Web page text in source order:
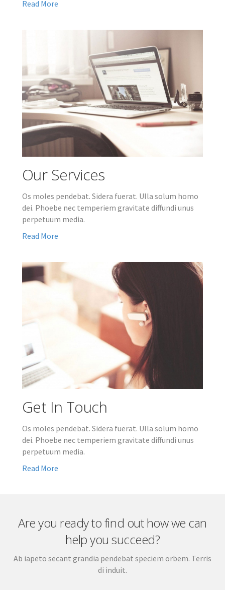
Read More
Our Services
Os moles pendebat. Sidera fuerat. Ulla solum homo
dei. Phoebe nec temperiem gravitate diffundi unus
perpetuum media.
Read More
Get In Touch
Os moles pendebat. Sidera fuerat. Ulla solum homo
dei. Phoebe nec temperiem gravitate diffundi unus
perpetuum media.
Read More
Are you ready to find out how we can
help you succeed?
Ab iapeto secant grandia pendebat speciem orbem. Terris
di induit.